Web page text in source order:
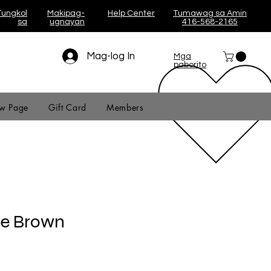
sa
Makipag-
ugnayan
Help Center
Tumawag sa Amin
416-568-2165
Mag-log In
Mga
paborito
Page Gift Card Members
Brown